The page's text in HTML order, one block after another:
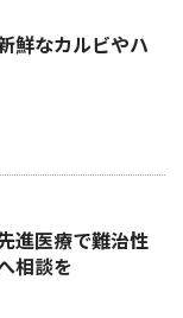
鮮なカルビやハ
進医療で難治性
相談を